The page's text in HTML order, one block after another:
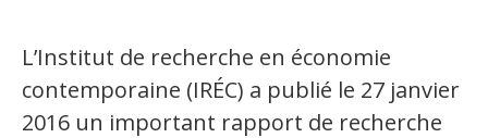
L’Institut de recherche en économie
contemporaine (IRÉC) a publié le 27 janvier
2016 un important rapport de recherche